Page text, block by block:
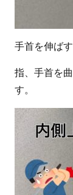
手首を伸ば
指、手首を
す。